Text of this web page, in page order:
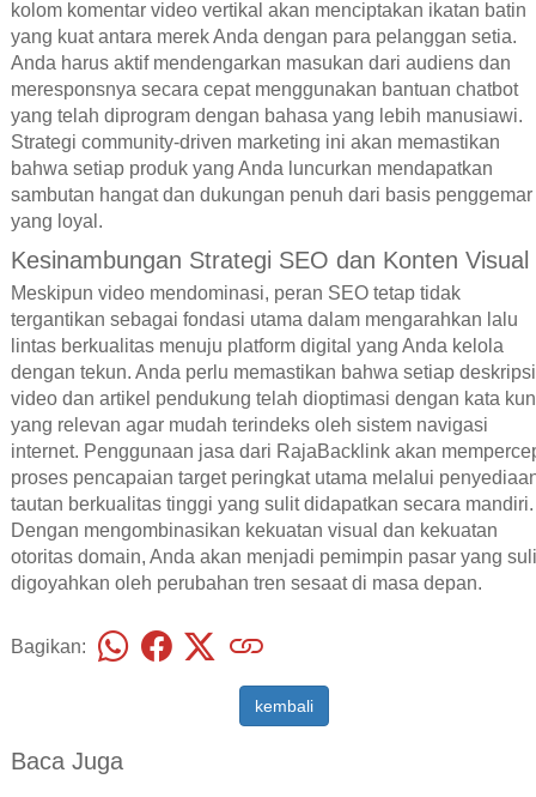
kolom komentar video vertikal akan menciptakan ikatan batin
yang kuat antara merek Anda dengan para pelanggan setia.
Anda harus aktif mendengarkan masukan dari audiens dan
meresponsnya secara cepat menggunakan bantuan chatbot
yang telah diprogram dengan bahasa yang lebih manusiawi.
Strategi community-driven marketing ini akan memastikan
bahwa setiap produk yang Anda luncurkan mendapatkan
sambutan hangat dan dukungan penuh dari basis penggemar
yang loyal.
Kesinambungan Strategi SEO dan Konten Visual
Meskipun video mendominasi, peran SEO tetap tidak
tergantikan sebagai fondasi utama dalam mengarahkan lalu
lintas berkualitas menuju platform digital yang Anda kelola
dengan tekun. Anda perlu memastikan bahwa setiap deskripsi
video dan artikel pendukung telah dioptimasi dengan kata
yang relevan agar mudah terindeks oleh sistem navigasi
internet. Penggunaan jasa dari RajaBacklink akan
proses pencapaian target peringkat utama melalui
tautan berkualitas tinggi yang sulit didapatkan secara mandiri.
Dengan mengombinasikan kekuatan visual dan kekuatan
otoritas domain, Anda akan menjadi pemimpin pasar yang
digoyahkan oleh perubahan tren sesaat di masa depan.
Bagikan:
kembali
Baca Juga